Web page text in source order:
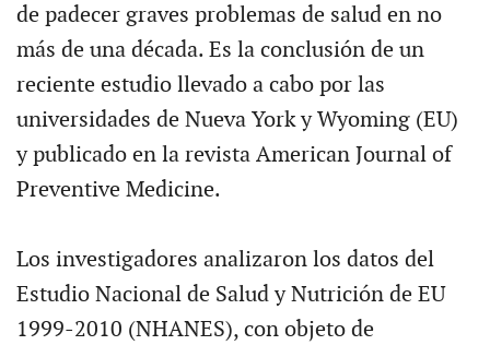
de padecer graves problemas de salud en no
más de una década. Es la conclusión de un
reciente estudio llevado a cabo por las
universidades de Nueva York y Wyoming (EU)
y publicado en la revista American Journal of
Preventive Medicine.
Los investigadores analizaron los datos del
Estudio Nacional de Salud y Nutrición de EU
1999-2010 (NHANES), con objeto de